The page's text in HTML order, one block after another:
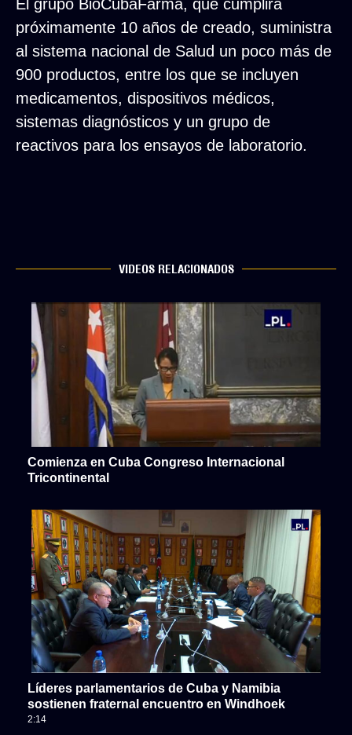
El grupo BioCubaFarma, que cumplirá
próximamente 10 años de creado, suministra
al sistema nacional de Salud un poco más de
900 productos, entre los que se incluyen
medicamentos, dispositivos médicos,
sistemas diagnósticos y un grupo de
reactivos para los ensayos de laboratorio.
VIDEOS RELACIONADOS
Comienza en Cuba Congreso Internacional
Tricontinental
Líderes parlamentarios de Cuba y Namibia
sostienen fraternal encuentro en Windhoek
2:14